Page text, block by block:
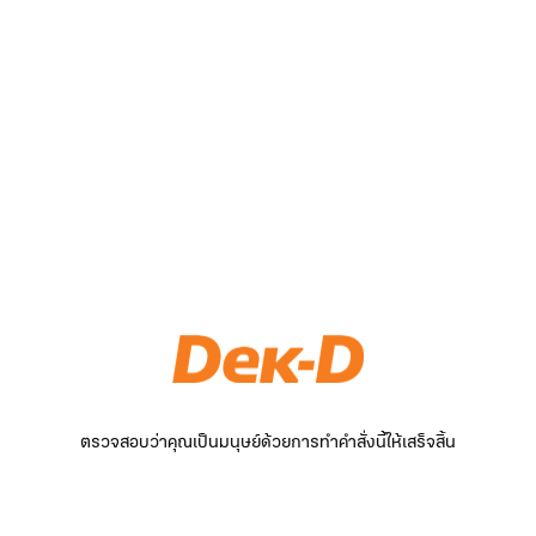
ตรวจสอบว่าคุณเป็นมนุษย์ด้วยการทำคำสั่งนี้ให้เสร็จสิ้น